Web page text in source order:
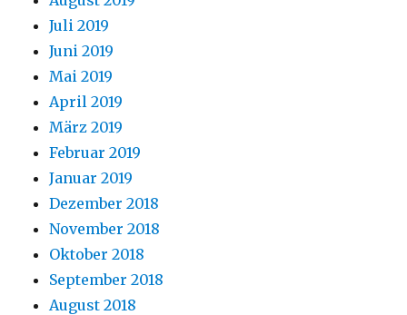
Juli 2019
Juni 2019
Mai 2019
April 2019
März 2019
Februar 2019
Januar 2019
Dezember 2018
November 2018
Oktober 2018
September 2018
August 2018